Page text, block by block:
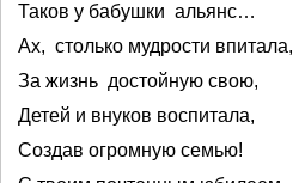
Таков у бабушки альянс…
Ах, столько мудрости впитала,
За жизнь достойную свою,
Детей и внуков воспитала,
Создав огромную семью!